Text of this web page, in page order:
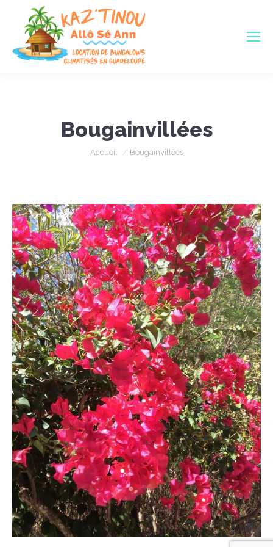
Bougainvillées
Vous êtes ici :
Accueil Bougainvillées